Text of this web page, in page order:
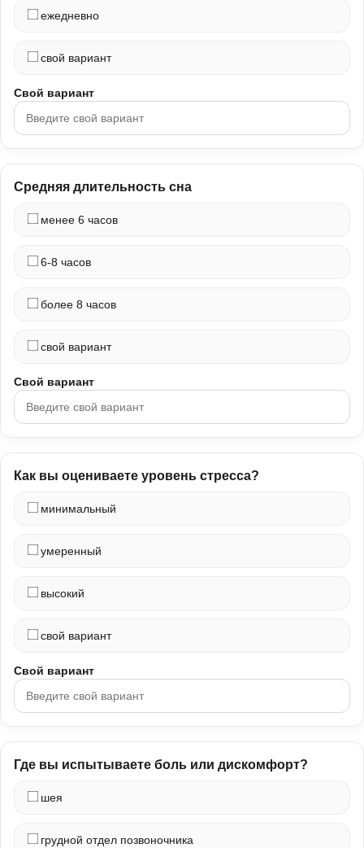
ежедневно
свой вариант
Свой вариант
Средняя длительность сна
менее 6 часов
6-8 часов
более 8 часов
свой вариант
Свой вариант
Как вы оцениваете уровень стресса?
минимальный
умеренный
высокий
свой вариант
Свой вариант
Где вы испытываете боль или дискомфорт?
шея
грудной отдел позвоночника